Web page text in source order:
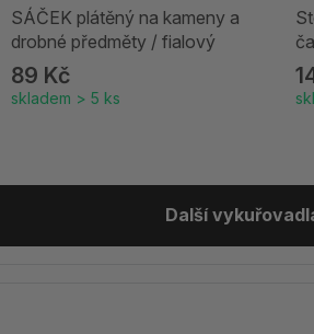
SÁČEK plátěný na kameny a
drobné předměty / fialový
89 Kč
skladem > 5 ks
Další